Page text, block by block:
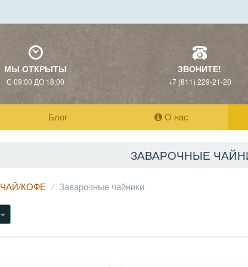
МЫ ОТКРЫТЫ
С 09:00 ДО 18:00
ЗВОНИТЕ!
+7 (811) 229-21-20
Блог О нас
ЗАВАРОЧНЫЕ
ЧАЙ/КОФЕ Заварочные чайники